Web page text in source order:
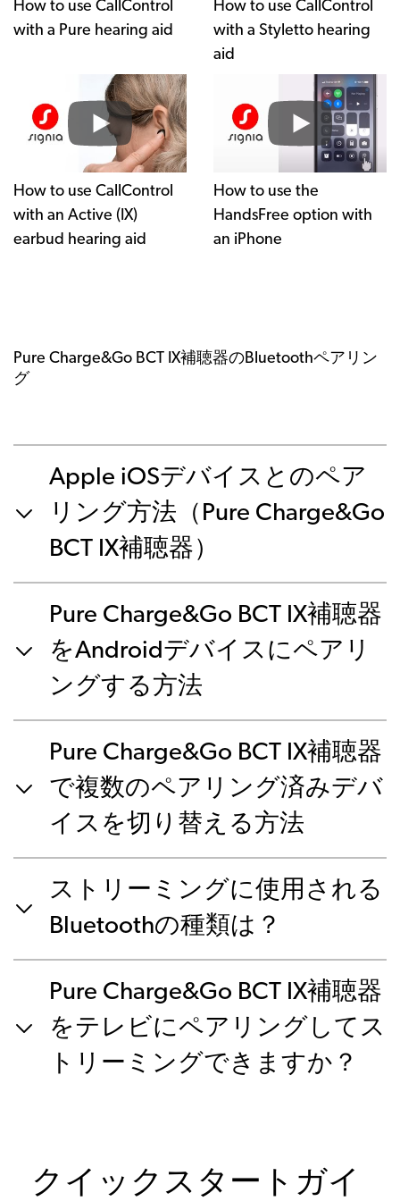
How to use CallControl
with a Pure hearing aid
How to use CallControl
with a Styletto hearing
aid
How to use CallControl
with an Active (IX)
earbud hearing aid
How to use the
HandsFree option with
an iPhone
Pure Charge&Go BCT IX補聴器のBluetoothペアリン
グ
Apple iOSデバイスとのペア
リング方法（Pure Charge&Go
BCT IX補聴器）
Pure Charge&Go BCT IX補聴器
をAndroidデバイスにペアリ
ングする方法
Pure Charge&Go BCT IX補聴器
で複数のペアリング済みデバ
イスを切り替える方法
ストリーミングに使用される
Bluetoothの種類は？
Pure Charge&Go BCT IX補聴器
をテレビにペアリングしてス
トリーミングできますか？
クイックスタートガイ